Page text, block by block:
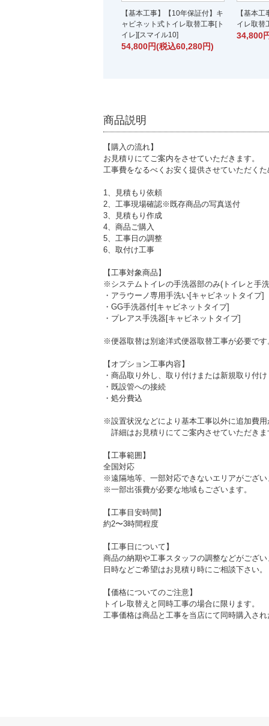
【基本工事】【10年保証付】キ
ャビネット式トイレ取替工事[ト
イレ][スマイル10]
54,800円(税込60,280円)
【基本
イレ取替
34,800
商品説明
【購入の流れ】
お見積りにてご案内をさせていただきます。
工事費をなるべくお安く提供させていただく
1、見積もり依頼
2、工事現場確認※既存商品の写真送付
3、見積もり作成
4、商品ご購入
5、工事日の調整
6、取付け工事
【工事対象商品】
※システムトイレの手洗器部のみ(トイレと手
・アラウーノ専用手洗い[キャビネットタイプ]
・GG手洗器付[キャビネットタイプ]
・プレアス手洗器[キャビネットタイプ]
※便器取替は別途洋式便器取替工事が必要です
【オプション工事内容】
・商品取り外し、取り付けまたは新規取り付け
・既設管への接続
・処分費込
※設置状況などにより基本工事以外に追加費
詳細はお見積りにてご案内させていただきま
【工事範囲】
全国対応
※遠隔地等、一部対応できないエリアがござい
※一部出張費が必要な地域もございます。
【工事目安時間】
約2〜3時間程度
【工事日について】
商品の納期や工事スタッフの調整などがござい
日時などご希望はお見積り時にご相談下さい。
【価格についてのご注意】
トイレ取替えと同時工事の場合に限ります。
工事価格は商品と工事を当店にて同時購入さ